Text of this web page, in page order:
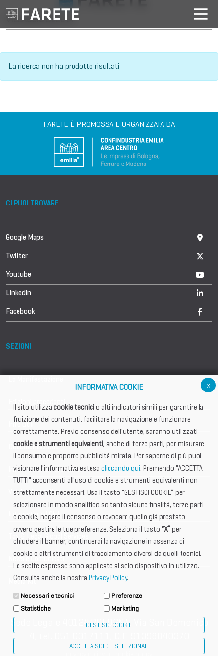
VILLAGGIO DELL'IA
La ricerca non ha prodotto risultati
FARETE È PROMOSSA E ORGANIZZATA DA
CI PUOI TROVARE
Google Maps
Twitter
Youtube
Linkedin
Facebook
SEZIONI
Info utili
Documentazione
Informazione importante
Vetrina Espositori
International Club
Tax & Legal Global Services
News e Comunicati
Media Kit
Sede Legale 40124 BOLOGNA, Via San Domenico
4, tel. 051 6317111, C.F. 91398840370
privacy policy cookie policy
x
INFORMATIVA COOKIE
Il sito utilizza cookie tecnicio alti indicatori simili per garantire la
fruizione dei contenuti, facilitare la navigazione e funzionare
correttamente. Previo consenso dell'utente, saranno utilizzati
cookie e strumenti equivalenti, anche di terze parti, per misurare
il consumo e proporre pubblicità mirata. Per saperne di più puoi
visionare l'informativa estesa cliccando qui. Premendo "ACCETTA
TUTTI" acconsenti all'uso di cookie e strumenti equivalenti non
strettamente necessari. Usa il tasto "GESTISCI COOKIE” per
selezionare in modo analitico soltanto alcune finalità, terze parti
e cookie, negare il consenso o revocare quello già prestato
ovvero gestire le tue preferenze. Seleziona il tasto “X” per
chiudere il banner, continuerai la navigazione in assenza di
cookie o altri strumenti di tracciamento diversi da quelli tecnici.
Le scelte espresse sono applicate al solo dispositivo in utilizzo.
Consulta anche la nostra Privacy Policy.
Necessari e tecnici
Preferenze
Statistiche
Marketing
GESTISCI COOKIE
ACCETTA SOLO I SELEZIONATI